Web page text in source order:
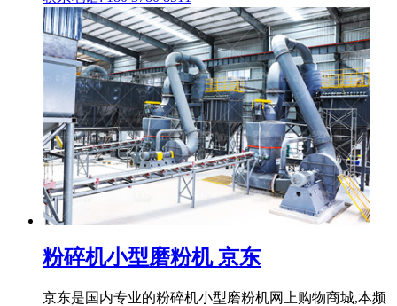
粉碎机小型磨粉机 京东
京东是国内专业的粉碎机小型磨粉机网上购物商城,本频